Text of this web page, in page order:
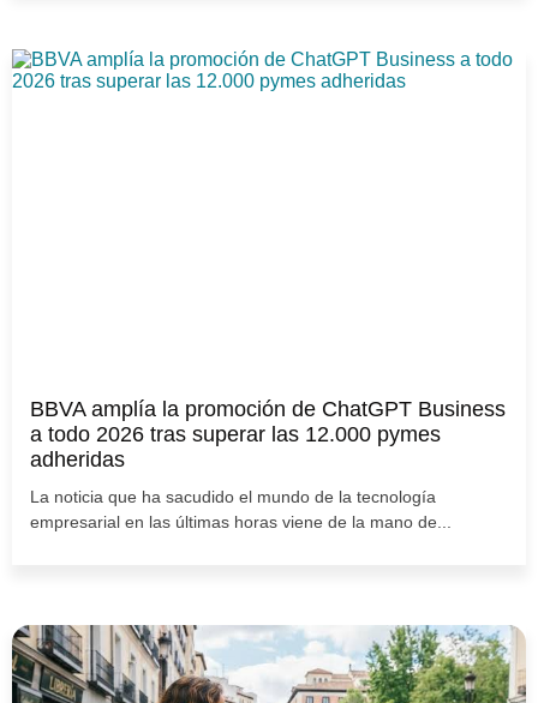
BBVA amplía la promoción de ChatGPT Business
a todo 2026 tras superar las 12.000 pymes
adheridas
La noticia que ha sacudido el mundo de la tecnología
empresarial en las últimas horas viene de la mano de...